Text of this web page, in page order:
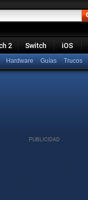
2 Switch iOS
Hardware Guías Trucos